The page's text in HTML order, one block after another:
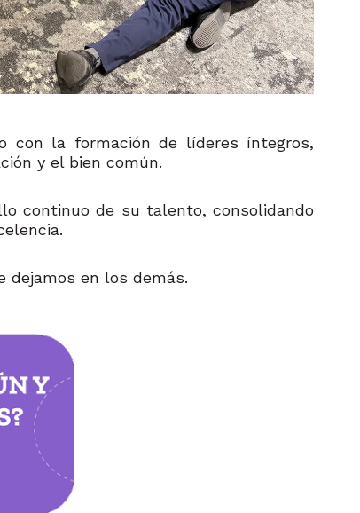
con la formación de líderes íntegros,
y el bien común.
continuo de su talento, consolidando
dejamos en los demás.